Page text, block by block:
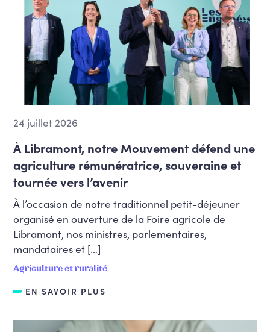
24 juillet 2026
À Libramont, notre Mouvement défend une
agriculture rémunératrice, souveraine et
tournée vers l’avenir
À l’occasion de notre traditionnel petit-déjeuner
organisé en ouverture de la Foire agricole de
Libramont, nos ministres, parlementaires,
mandataires et […]
Agriculture et ruralité
EN SAVOIR PLUS